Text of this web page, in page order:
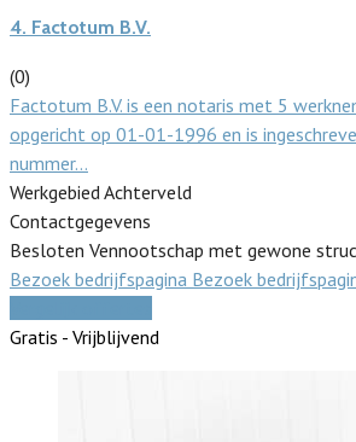
4. Factotum B.V.
(0)
Factotum B.V. is een notaris met 5
opgericht op 01-01-1996 en is
nummer…
Werkgebied Achterveld
Contactgegevens
Besloten Vennootschap met gewone
Bezoek bedrijfspagina Bezoek
Gratis - Vrijblijvend